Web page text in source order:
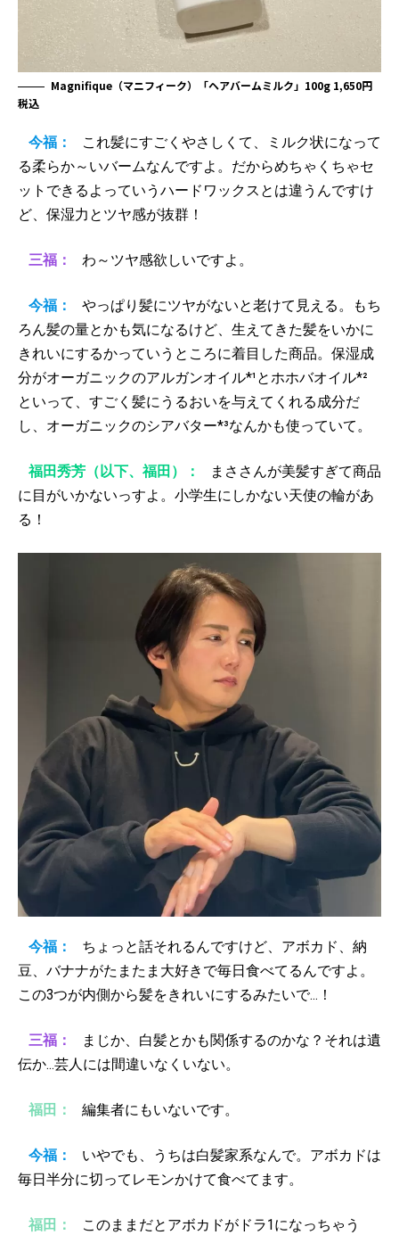
Magnifique（マニフィーク）「ヘアバームミルク」100g 1,650円
税込
今福：
これ髪にすごくやさしくて、ミルク状になって
る柔らか～いバームなんですよ。だからめちゃくちゃセ
ットできるよっていうハードワックスとは違うんですけ
ど、保湿力とツヤ感が抜群！
三福： わ～ツヤ感欲しいですよ。
今福：
やっぱり髪にツヤがないと老けて見える。もち
ろん髪の量とかも気になるけど、生えてきた髪をいかに
きれいにするかっていうところに着目した商品。保湿成
分がオーガニックのアルガンオイル*¹とホホバオイル*²
といって、すごく髪にうるおいを与えてくれる成分だ
し、オーガニックのシアバター*³なんかも使っていて。
福田秀芳（以下、福田）：
まささんが美髪すぎて商品
に目がいかないっすよ。小学生にしかない天使の輪があ
る！
今福：
ちょっと話それるんですけど、アボカド、納
豆、バナナがたまたま大好きで毎日食べてるんですよ。
この3つが内側から髪をきれいにするみたいで…！
三福：
まじか、白髪とかも関係するのかな？それは遺
伝か…芸人には間違いなくいない。
福田： 編集者にもいないです。
今福：
いやでも、うちは白髪家系なんで。アボカドは
毎日半分に切ってレモンかけて食べてます。
福田：
このままだとアボカドがドラ1になっちゃう